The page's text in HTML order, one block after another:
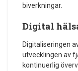
biverkningar.
Digital
Digitaliseringen
utvecklingen av
kontinuerlig